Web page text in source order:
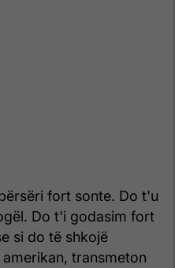
fort sonte. Do t'u
Do t'i godasim fort
si do të shkojë
transmeton